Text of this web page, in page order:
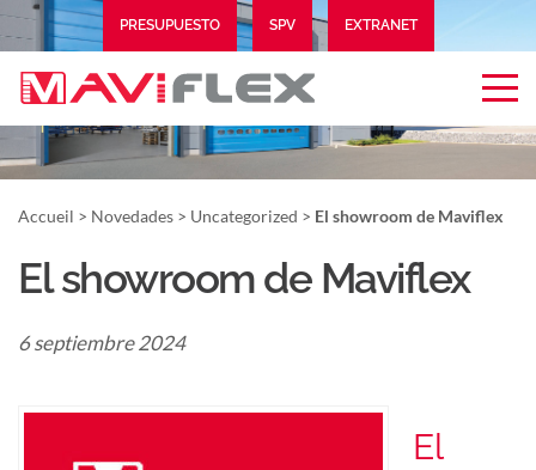
PRESUPUESTO SPV EXTRANET
Accueil > Novedades > Uncategorized > El showroom de Maviflex
El showroom de Maviflex
6 septiembre 2024
El